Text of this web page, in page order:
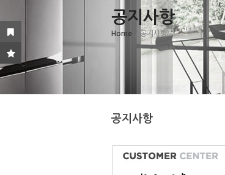
공지사항
Home / 공지사항
공지사항
Sketchbook5, 스케치북5
Sketchbook5, 스케치북5